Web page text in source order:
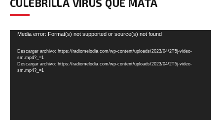
CULEBRILLA VIRUS QUE MATA
Reproductor
vídeo
Media error: Format(s) not supported or source(s) not found
Descargar archivo: https://radiomelodia.com/wp-content/uploads/2023/04/2T5j-video-
sm.mp4?_=1
Descargar archivo: https://radiomelodia.com/wp-content/uploads/2023/04/2T5j-video-
sm.mp4?_=1